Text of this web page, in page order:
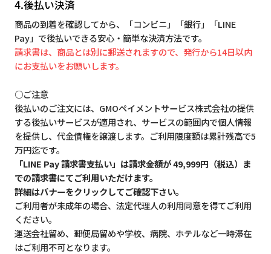
4.後払い決済
商品の到着を確認してから、「コンビニ」「銀行」「LINE
Pay」で後払いできる安心・簡単な決済方法です。
請求書は、商品とは別に郵送されますので、発行から14日以内
にお支払いをお願いします。
○ご注意
後払いのご注文には、GMOペイメントサービス株式会社の提供
する後払いサービスが適用され、サービスの範囲内で個人情報
を提供し、代金債権を譲渡します。ご利用限度額は累計残高で5
万円迄です。
「LINE Pay 請求書支払い」は請求金額が 49,999円（税込）ま
での請求書にてご利用いただけます。
詳細はバナーをクリックしてご確認下さい。
ご利用者が未成年の場合、法定代理人の利用同意を得てご利用
ください。
運送会社留め、郵便局留めや学校、病院、ホテルなど一時滞在
はご利用不可となります。